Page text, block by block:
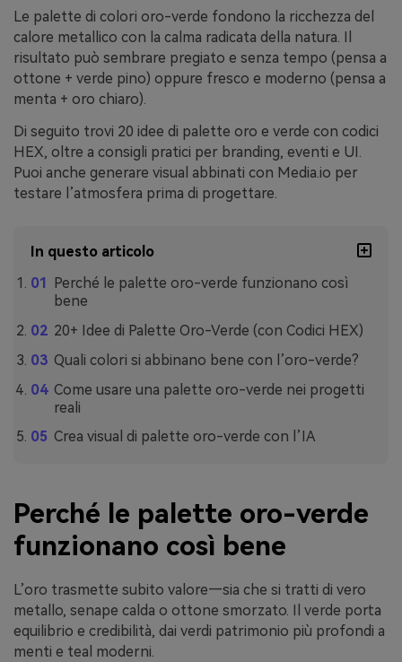
Le palette di colori oro-verde fondono la ricchezza del
calore metallico con la calma radicata della natura. Il
risultato può sembrare pregiato e senza tempo (pensa a
ottone + verde pino) oppure fresco e moderno (pensa a
menta + oro chiaro).
Di seguito trovi 20 idee di palette oro e verde con codici
HEX, oltre a consigli pratici per branding, eventi e UI.
Puoi anche generare visual abbinati con Media.io per
testare l’atmosfera prima di progettare.
In questo articolo
Perché le palette oro-verde funzionano così
bene
20+ Idee di Palette Oro-Verde (con Codici HEX)
Quali colori si abbinano bene con l’oro-verde?
Come usare una palette oro-verde nei progetti
reali
Crea visual di palette oro-verde con l’IA
Perché le palette oro-verde
funzionano così bene
L’oro trasmette subito valore—sia che si tratti di vero
metallo, senape calda o ottone smorzato. Il verde porta
equilibrio e credibilità, dai verdi patrimonio più profondi a
menti e teal moderni.